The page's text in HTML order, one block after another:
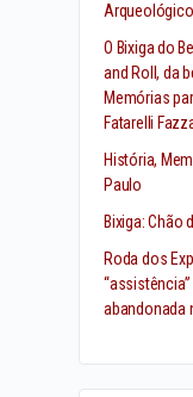
O Bixiga do
and Roll, da
Memórias
Fatarelli
História,
Paulo
Bixiga: Chão
Roda dos
abandonada